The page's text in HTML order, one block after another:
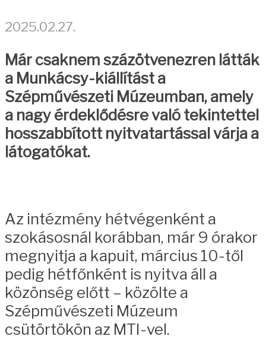
2025.02.27.
Már csaknem százötvenezren látták
a Munkácsy-kiállítást a
Szépművészeti Múzeumban, amely
a nagy érdeklődésre való tekintettel
hosszabbított nyitvatartással várja a
látogatókat.
Az intézmény hétvégenként a
szokásosnál korábban, már 9 órakor
megnyitja a kapuit, március 10-től
pedig hétfőnként is nyitva áll a
közönség előtt – közölte a
Szépművészeti Múzeum
csütörtökön az MTI-vel.